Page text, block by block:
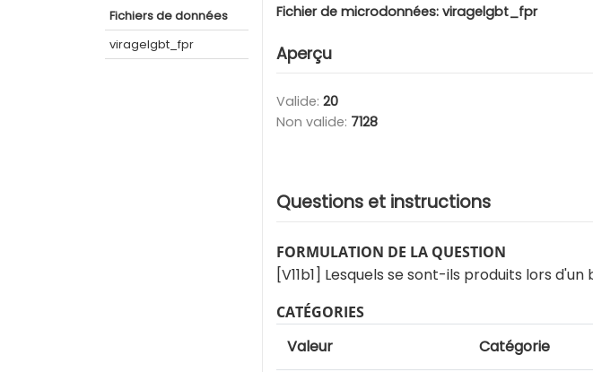
Fichiers de données
viragelgbt_fpr
Fichier de microdonnées: viragelgbt_fpr
Aperçu
Valide: 20
Non valide: 7128
Questions et instructions
FORMULATION DE LA QUESTION
[V11b1] Lesquels se sont-ils produits lors
CATÉGORIES
Valeur Catégorie